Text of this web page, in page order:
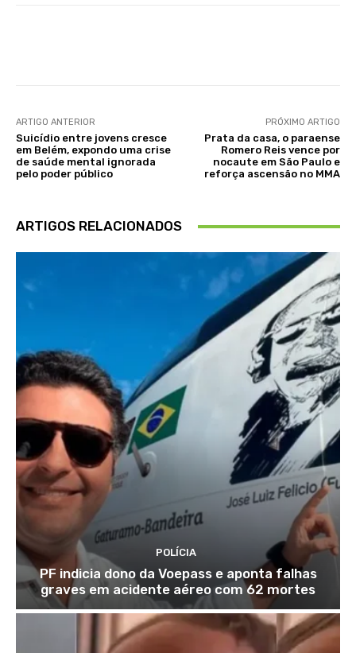
ARTIGO ANTERIOR
Suicídio entre jovens cresce
em Belém, expondo uma crise
de saúde mental ignorada
pelo poder público
PRÓXIMO ARTIGO
Prata da casa, o paraense
Romero Reis vence por
nocaute em São Paulo e
reforça ascensão no MMA
ARTIGOS RELACIONADOS
POLÍCIA
PF indicia dono da Voepass e aponta falhas
graves em acidente aéreo com 62 mortes